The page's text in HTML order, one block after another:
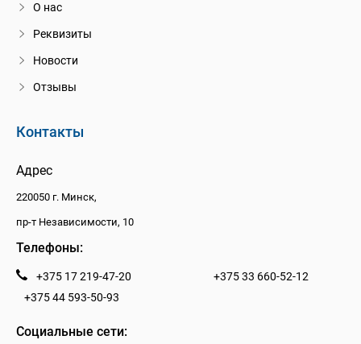
О нас
Реквизиты
Новости
Отзывы
Контакты
Адрес
220050 г. Минск,
пр-т Независимости, 10
Телефоны:
+375 17 219-47-20
+375 33 660-52-12
+375 44 593-50-93
Социальные сети: